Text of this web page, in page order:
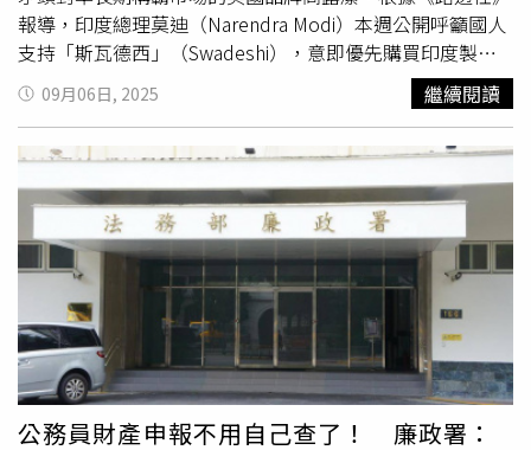
報導，印度總理莫迪（Narendra Modi）本週公開呼籲國人
支持「斯瓦德西」（Swadeshi），意即優先購買印度製造
的商品。他甚至鼓勵學生列出家中使用的外國品牌清單，並
由教師督導逐步取代。這番話與川普的新關稅政策相互呼
應，立即激起國內抵制美國品牌的浪潮。透過WhatsApp擴
散的行動名單中，麥當勞（McDonald's）、百事（Pepsi）
與蘋果（Apple）等美企赫然在列。達伯敏銳捕捉這股民族
主義情緒，在《印度時報》（The Times of India）頭版刊
登大幅廣告，正面挑戰市占第一的高露潔。廣告設計以幾款
未具名、卻與高露潔極為相似的牙膏包裝為視覺主體，搭配
「出生在那裡，而非這裡」（Born there, not here）的大
字標語，並以美國國旗的紅白藍色調暗示對手來自海外。對
比之下，達伯強調自己才是「斯瓦德西」的正統選擇。廣告
還附上QR code，直接連結至亞馬遜印度（Amazon India）
的購買頁面，意圖把民族情緒轉化為銷售。報導中提到，目
09月06日, 2025 繼續閱讀
公務員財產申報不用自己查了！ 廉政署：